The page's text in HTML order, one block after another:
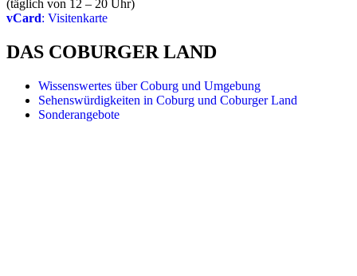
(täglich von 12 – 20 Uhr)
vCard: Visitenkarte
DAS COBURGER LAND
Wissenswertes über Coburg und Umgebung
Sehenswürdigkeiten in Coburg und Coburger Land
Sonderangebote